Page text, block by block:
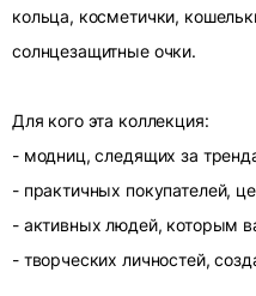
кольца, косметички,
солнцезащитные очки.
Для кого эта коллекция:
- модниц, следящих за
- практичных покупателей,
- активных людей, которым
- творческих личностей,